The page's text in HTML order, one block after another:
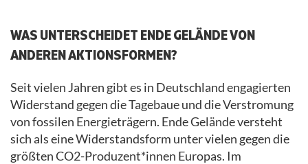
WAS UNTERSCHEIDET ENDE GELÄNDE VON
ANDEREN AKTIONSFORMEN?
Seit vielen Jahren gibt es in Deutschland engagierten
Widerstand gegen die Tagebaue und die Verstromung
von fossilen Energieträgern. Ende Gelände versteht
sich als eine Widerstandsform unter vielen gegen die
größten CO2-Produzent*innen Europas. Im